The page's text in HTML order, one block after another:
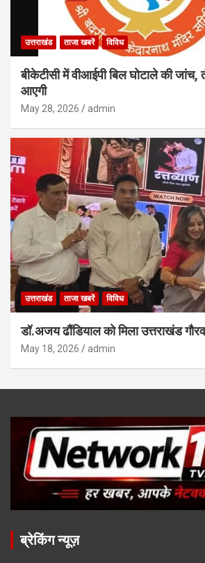
उत्तराखंड ताजा खबरें विविध
बीकेटीसी में वीआईपी बिल घोटाले की जांच,
आएगी
May 28, 2026 admin
उत्तराखंड ताजा खबरें विविध
डॉ.अजय ढौंडियाल को मिला उत्तराखंड
May 18, 2026 admin
ब्रेकिंग न्यूज़